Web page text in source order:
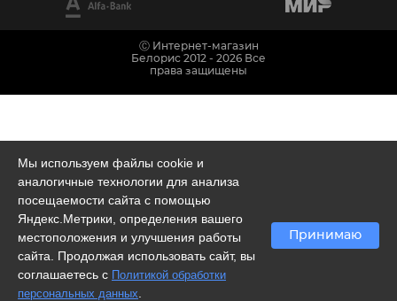
Мы используем файлы cookie и
аналогичные технологии для анализа
посещаемости сайта с помощью
Яндекс.Метрики, определения вашего
местоположения и улучшения работы
сайта. Продолжая использовать сайт, вы
соглашаетесь с Политикой обработки
персональных данных
Принимаю
Ⓒ Интернет-магазин
Белорис 2012 - 2026 Все
права защищены